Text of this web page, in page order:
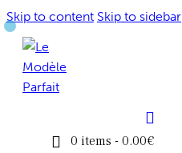
Skip to content Skip to sidebar
0 items - 0.00€